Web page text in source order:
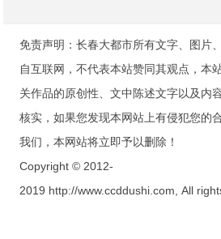
免责声明：长春大都市所有文字、图片
自互联网，不代表本站赞同其观点，本
关作品的原创性、文中陈述文字以及内
核实，如果您发现本网站上有侵犯您的
我们，本网站将立即予以删除！
Copyright © 2012-
2019 http://www.ccddushi.com, All